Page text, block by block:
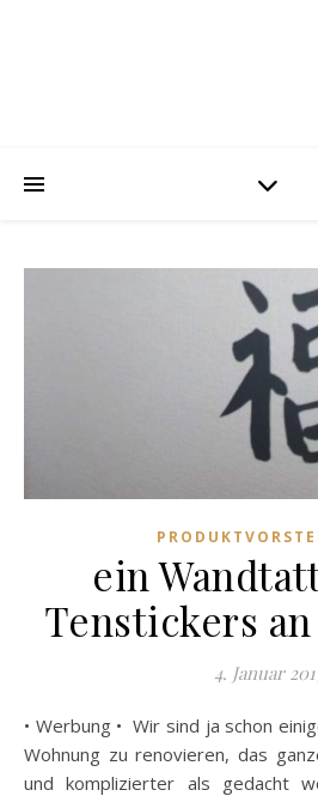
ein
Tenstickers
4. Januar
• Werbung • Wir sind ja schon
Wohnung zu renovieren, das
und komplizierter als gedacht